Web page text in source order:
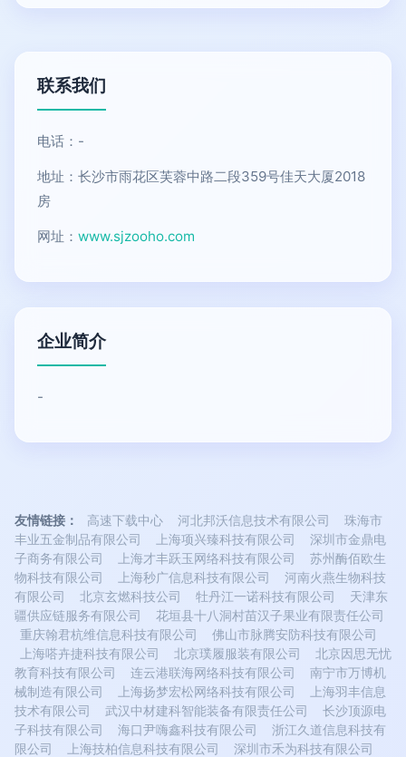
联系我们
电话：-
地址：长沙市雨花区芙蓉中路二段359号佳天大厦2018
房
网址： www.sjzooho.com
企业简介
-
友情链接： 高速下载中心 河北邦沃信息技术有限公司
珠海市
丰业五金制品有限公司
上海项兴臻科技有限公司
深圳市金鼎电
子商务有限公司
上海才丰跃玉网络科技有限公司
苏州酶佰欧生
物科技有限公司
上海秒广信息科技有限公司
河南火燕生物科技
有限公司
北京玄燃科技公司 牡丹江一诺科技有限公司
天津东
疆供应链服务有限公司
花垣县十八洞村苗汉子果业有限责任公司
重庆翰君杭维信息科技有限公司
佛山市脉腾安防科技有限公司
上海嗒卉捷科技有限公司
北京璞履服装有限公司
北京因思无忧
教育科技有限公司
连云港联海网络科技有限公司
南宁市万博机
械制造有限公司
上海扬梦宏松网络科技有限公司
上海羽丰信息
技术有限公司
武汉中材建科智能装备有限责任公司
长沙顶源电
子科技有限公司
海口尹嗨鑫科技有限公司
浙江久道信息科技有
限公司
上海技柏信息科技有限公司
深圳市禾为科技有限公司